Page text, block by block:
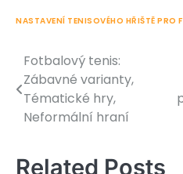
NASTAVENÍ TENISOVÉHO HŘIŠTĚ PRO
Post
navigation
Fotbalový tenis:
Zábavné varianty,
Tématické hry,
Neformální hraní
Related Posts